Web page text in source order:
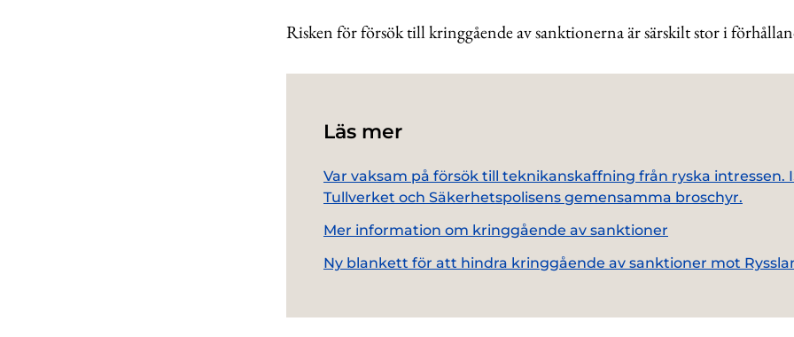
Risken för försök till kringgående av sanktionerna är särskilt stor i
Läs mer
Var vaksam på försök till teknikanskaffning från ryska intressen.
Tullverket och Säkerhetspolisens gemensamma broschyr.
Mer information om kringgående av sanktioner
Ny blankett för att hindra kringgående av sanktioner mot